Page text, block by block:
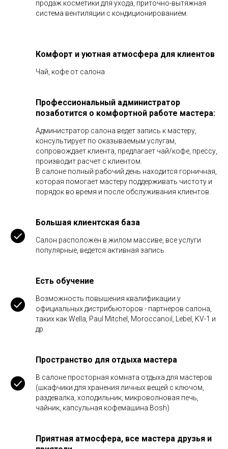
продаж косметики для ухода, приточно-вытяжная
система вентиляции с кондиционированием.
Комфорт и уютная атмосфера для клиентов
Чай, кофе от салона
Профессиональный администратор
позаботится о комфортной работе мастера:
Администратор салона ведет запись к мастеру,
консультирует по оказываемым услугам,
сопровождает клиента, предлагает чай/кофе, прессу,
производит расчет с клиентом.
В салоне полный рабочий день находится горничная,
которая помогает мастеру поддерживать чистоту и
порядок во время и после обслуживания клиентов.
Большая клиентская база
Салон расположен в жилом массиве, все услуги
популярные, ведется активная запись
Есть обучение
Возможность повышения квалификации у
официальных дистрибьюторов - партнеров салона,
таких как Wella, Paul Mitchel, Moroccanoil, Lebel, KV-1 и
др.
Пространство для отдыха мастера
В салоне просторная комната отдыха для мастеров
(шкафчики для хранения личных вещей с ключом,
раздевалка, холодильник, микроволновая печь,
чайник, капсульная кофемашина Bosh)
Приятная атмосфера, все мастера друзья и